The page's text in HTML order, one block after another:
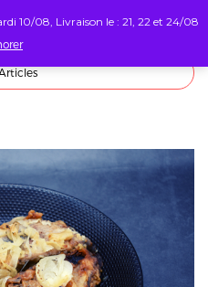
Articles
10/08, Livraison le : 21, 22 et 24/08